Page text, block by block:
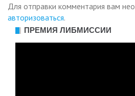
Для отправки комментария вам
авторизоваться.
ПРЕМИЯ ЛИБМИССИИ